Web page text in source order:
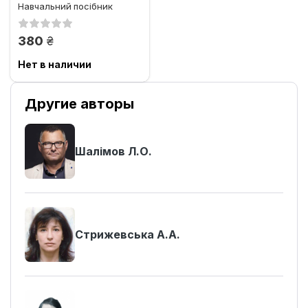
Навчальний посібник
380 грн.
Нет в наличии
Другие авторы
Шалімов Л.О.
Стрижевська А.А.